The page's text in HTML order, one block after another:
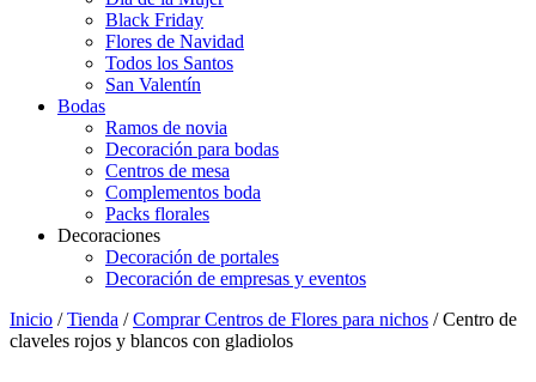
Black Friday
Flores de Navidad
Todos los Santos
San Valentín
Bodas
Ramos de novia
Decoración para bodas
Centros de mesa
Complementos boda
Packs florales
Decoraciones
Decoración de portales
Decoración de empresas y eventos
Inicio /Tienda /Comprar Centros de Flores para nichos / Centro de
claveles rojos y blancos con gladiolos